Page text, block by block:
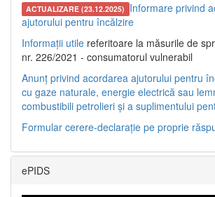
ACTUALIZARE (23.12.2025) Informare privind
ajutorului pentru încălzire
Informații utile referitoare la măsurile de
nr. 226/2021 - consumatorul vulnerabil
Anunț privind acordarea ajutorului pentru
cu gaze naturale, energie electrică sau
combustibili petrolieri și a suplimentului
Formular cerere-declarație pe proprie
ePIDS